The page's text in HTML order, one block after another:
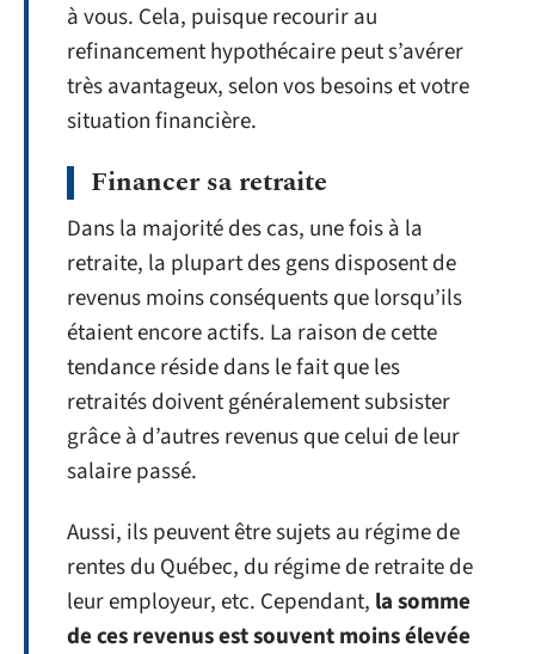
à vous. Cela, puisque recourir au
refinancement hypothécaire peut s’avérer
très avantageux, selon vos besoins et votre
situation financière.
Financer sa retraite
Dans la majorité des cas, une fois à la
retraite, la plupart des gens disposent de
revenus moins conséquents que lorsqu’ils
étaient encore actifs. La raison de cette
tendance réside dans le fait que les
retraités doivent généralement subsister
grâce à d’autres revenus que celui de leur
salaire passé.
Aussi, ils peuvent être sujets au régime de
rentes du Québec, du régime de retraite de
leur employeur, etc. Cependant, la somme
de ces revenus est souvent moins élevée